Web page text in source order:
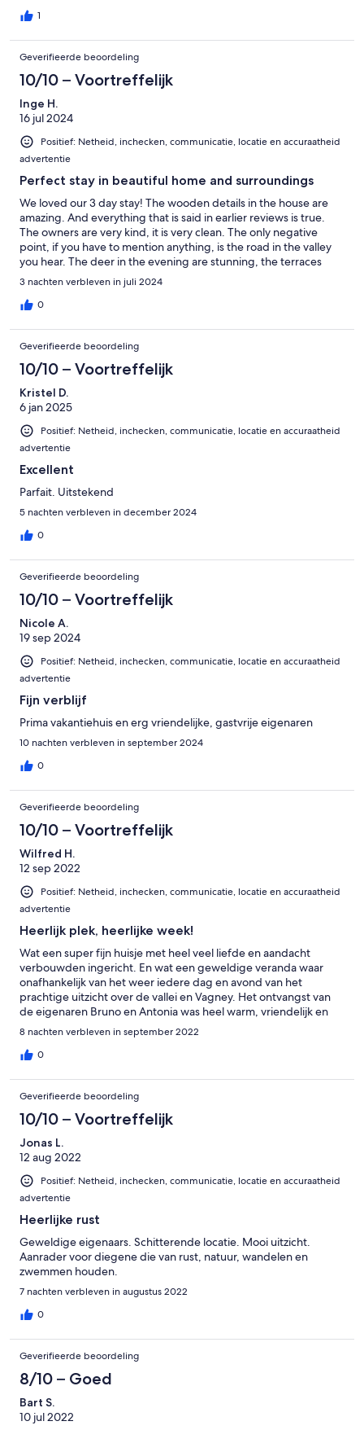
1
Geverifieerde beoordeling
10/10 – Voortreffelijk
Inge H.
16 jul 2024
Positief: Netheid, inchecken, communicatie, locatie en accuraatheid
advertentie
Perfect stay in beautiful home and surroundings
We loved our 3 day stay! The wooden details in the house are
amazing. And everything that is said in earlier reviews is true.
The owners are very kind, it is very clean. The only negative
point, if you have to mention anything, is the road in the valley
you hear. The deer in the evening are stunning, the terraces
around the home very nice. The well maintained home and
surroundings are great. Even the WiFi worked very well. We had
a perfect start of our holiday! Thank you Antonia and Bruno!
3 nachten verbleven in juli 2024
0
Geverifieerde beoordeling
10/10 – Voortreffelijk
Kristel D.
6 jan 2025
Positief: Netheid, inchecken, communicatie, locatie en accuraatheid
advertentie
Excellent
Parfait. Uitstekend
5 nachten verbleven in december 2024
0
Geverifieerde beoordeling
10/10 – Voortreffelijk
Nicole A.
19 sep 2024
Positief: Netheid, inchecken, communicatie, locatie en accuraatheid
advertentie
Fijn verblijf
Prima vakantiehuis en erg vriendelijke, gastvrije eigenaren
10 nachten verbleven in september 2024
0
Geverifieerde beoordeling
10/10 – Voortreffelijk
Wilfred H.
12 sep 2022
Positief: Netheid, inchecken, communicatie, locatie en accuraatheid
advertentie
Heerlijk plek, heerlijke week!
Wat een super fijn huisje met heel veel liefde en aandacht
verbouwden ingericht. En wat een geweldige veranda waar
onafhankelijk van het weer iedere dag en avond van het
prachtige uitzicht over de vallei en Vagney. Het ontvangst van
de eigenaren Bruno en Antonia was heel warm, vriendelijk en
behulpzaam en dat bleef de hele week. Iedere avond kwamen
de hertjes uit het bos grazen op het veld voor het huisje. Het
vlees voor ons de eerste keer in de. Vogezen maar zeker niet de
wandelroutes gedaan. A bien tot!
8 nachten verbleven in september 2022
0
Geverifieerde beoordeling
10/10 – Voortreffelijk
Jonas L.
12 aug 2022
Positief: Netheid, inchecken, communicatie, locatie en accuraatheid
advertentie
Heerlijke rust
Geweldige eigenaars. Schitterende locatie. Mooi uitzicht.
Aanrader voor diegene die van rust, natuur, wandelen en
zwemmen houden.
7 nachten verbleven in augustus 2022
0
Geverifieerde beoordeling
8/10 – Goed
Bart S.
10 jul 2022